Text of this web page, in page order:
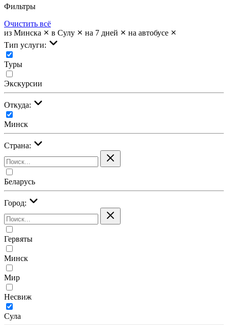
Фильтры
Очистить всё
из Минска
в Сулу на 7 дней
на автобусе
Тип услуги:
Туры
Экскурсии
Откуда:
Минск
Страна:
Беларусь
Город:
Гервяты
Минск
Мир
Несвиж
Сула